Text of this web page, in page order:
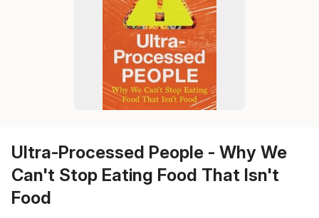
Ultra-Processed People - Why We
Can't Stop Eating Food That Isn't
Food